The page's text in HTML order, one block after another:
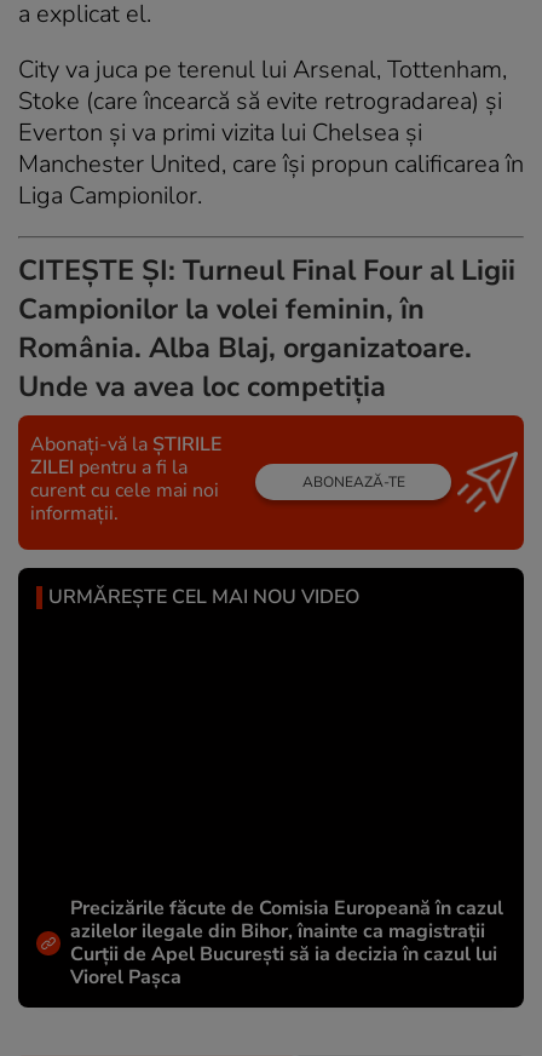
a explicat el.
City va juca pe terenul lui Arsenal, Tottenham,
Stoke (care încearcă să evite retrogradarea) şi
Everton şi va primi vizita lui Chelsea şi
Manchester United, care îşi propun calificarea în
Liga Campionilor.
CITEȘTE ȘI: Turneul Final Four al Ligii
Campionilor la volei feminin, în
România. Alba Blaj, organizatoare.
Unde va avea loc competiția
Abonați-vă la ȘTIRILE
ZILEI pentru a fi la
curent cu cele mai noi
informații.
ABONEAZĂ-TE
URMĂREȘTE CEL MAI NOU VIDEO
Precizările făcute de Comisia Europeană în cazul
azilelor ilegale din Bihor, înainte ca magistrații
Curții de Apel București să ia decizia în cazul lui
Viorel Pașca